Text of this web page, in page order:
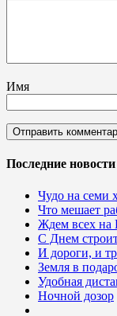
Имя
Последние новости
Чудо на семи
Что мешает
Ждем всех
С Днем
И дороги, и
Земля в
Удобная
Ночной дозор